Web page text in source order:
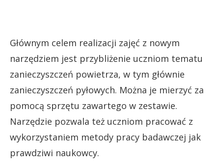
Głównym celem realizacji zajęć z nowym
narzędziem jest przybliżenie uczniom tematu
zanieczyszczeń powietrza, w tym głównie
zanieczyszczeń pyłowych. Można je mierzyć za
pomocą sprzętu zawartego w zestawie.
Narzędzie pozwala też uczniom pracować z
wykorzystaniem metody pracy badawczej jak
prawdziwi naukowcy.